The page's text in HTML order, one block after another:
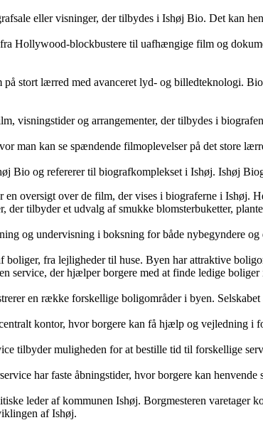
eller visninger, der tilbydes i Ishøj Bio. Det kan
Hollywood-blockbustere til uafhængige film og
stort lærred med avanceret lyd- og billedteknologi.
visningstider og arrangementer, der tilbydes i
man kan se spændende filmoplevelser på det store
Bio og refererer til biografkomplekset i Ishøj. Ishøj
oversigt over de film, der vises i biograferne i Ishøj.
der tilbyder et udvalg af smukke blomsterbuketter,
og undervisning i boksning for både nybegyndere
boliger, fra lejligheder til huse. Byen har attraktive
service, der hjælper borgere med at finde ledige
en række forskellige boligområder i byen.
kontor, hvor borgere kan få hjælp og vejledning i
tilbyder muligheden for at bestille tid til forskellige
har faste åbningstider, hvor borgere kan
leder af kommunen Ishøj. Borgmesteren varetager
af Ishøj.